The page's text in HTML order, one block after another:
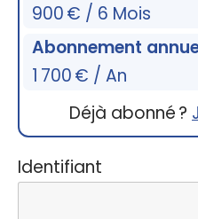
900 € / 6 Mois
Abonnement
1 700 € / An
Déjà abonné ?
Identifiant